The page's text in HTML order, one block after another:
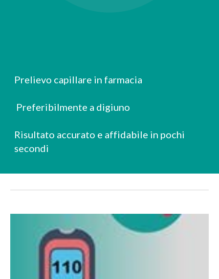
Prelievo capillare in farmacia
Preferibilmente a digiuno
Risultato accurato e affidabile in pochi
secondi